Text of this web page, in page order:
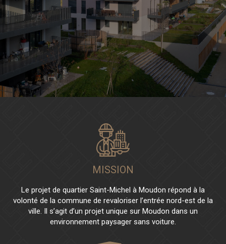
MISSION
Le projet de quartier Saint-Michel à Moudon répond à la
volonté de la commune de revaloriser l’entrée nord-est de la
ville. Il s’agit d’un projet unique sur Moudon dans un
environnement paysager sans voiture.